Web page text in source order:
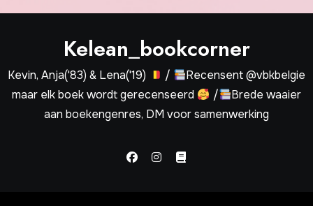
Kelean_bookcorner
Kevin, Anja('83) & Lena('19) /
Recensent @vbkbelgie
maar elk boek wordt gerecenseerd
/
Brede waaier
aan boekengenres, DM voor samenwerking